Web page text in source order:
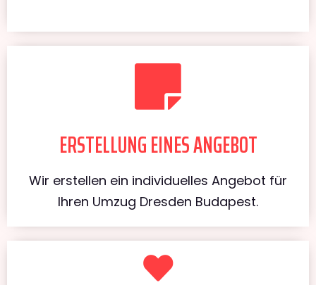
ERSTELLUNG EINES ANGEBOT
Wir erstellen ein individuelles Angebot für
Ihren Umzug Dresden Budapest.